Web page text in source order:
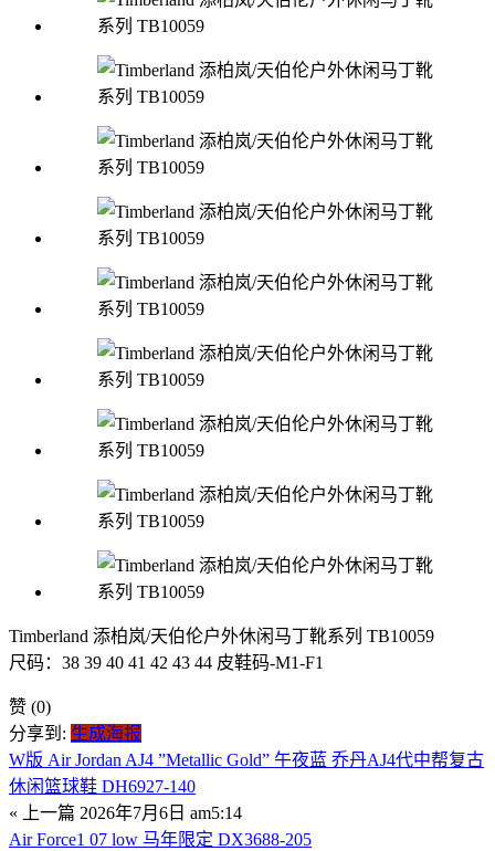
Timberland 添柏岚/天伯伦户外休闲马丁靴系列 TB10059
尺码：38 39 40 41 42 43 44 皮鞋码-M1-F1
赞 (0)
分享到: 生成海报
W版 Air Jordan AJ4 ”Metallic Gold” 午夜蓝 乔丹AJ4代中帮复古
休闲篮球鞋 DH6927-140
« 上一篇 2026年7月6日 am5:14
Air Force1 07 low 马年限定 DX3688-205